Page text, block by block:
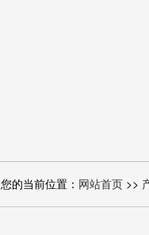
您的当前位置： 网站首页 >>